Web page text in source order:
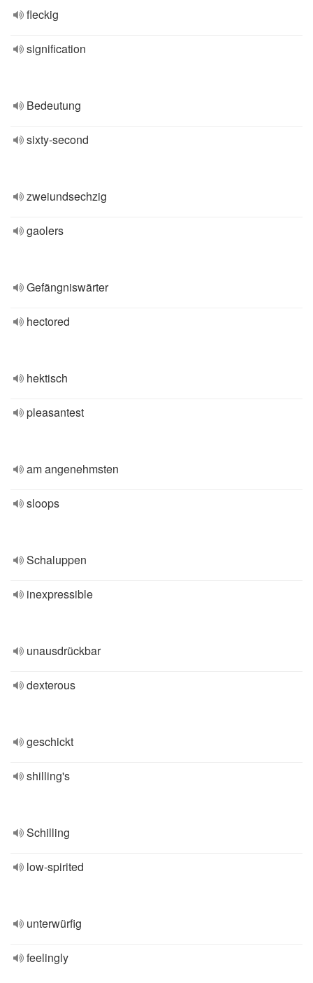
fleckig
signification
Bedeutung
sixty-second
zweiundsechzig
gaolers
Gefängniswärter
hectored
hektisch
pleasantest
am angenehmsten
sloops
Schaluppen
inexpressible
unausdrückbar
dexterous
geschickt
shilling's
Schilling
low-spirited
unterwürfig
feelingly